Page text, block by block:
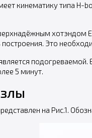
кинематику типа
хотэндом
Это
подогреваемой.
5 минут.
на Рис.1.